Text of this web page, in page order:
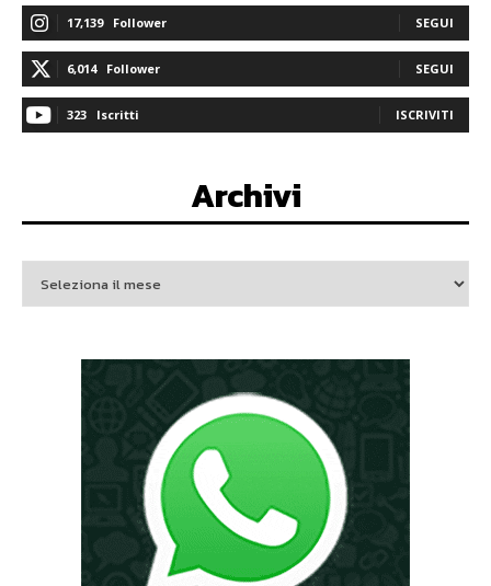
17,139 Follower SEGUI
6,014 Follower SEGUI
323 Iscritti ISCRIVITI
Archivi